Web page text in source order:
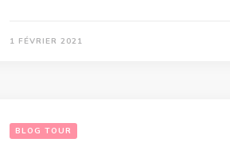
1 FÉVRIER 2021
BLOG TOUR